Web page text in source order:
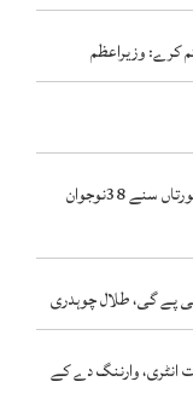
کرے: وزیراعظم
مقبوضہ کشمیر وچ بھارتی مظالم، 120دناں وچ 2عورتاں سنے 38نوجوان
پے گی، طلال چوہدری
انٹری، وارننگ دے کے